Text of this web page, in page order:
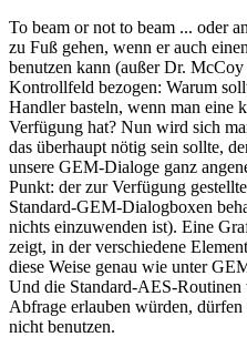
To beam or not to beam ... oder
zu Fuß gehen, wenn er auch
benutzen kann (außer Dr.
Kontrollfeld bezogen: Warum
Handler basteln, wenn man eine
Verfügung hat? Nun wird sich
das überhaupt nötig sein sollte,
unsere GEM-Dialoge ganz
Punkt: der zur Verfügung
Standard-GEM-Dialogboxen
nichts einzuwenden ist). Eine
zeigt, in der verschiedene
diese Weise genau wie unter
Und die Standard-AES-Routinen
Abfrage erlauben würden,
nicht benutzen.